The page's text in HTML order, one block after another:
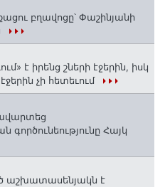
բղավոցը՝ Փաշինյանի
է իրենց շների էջերին, իսկ
չի հետեւում
ավարտեց
Հայկ
աշխատասենյակն է